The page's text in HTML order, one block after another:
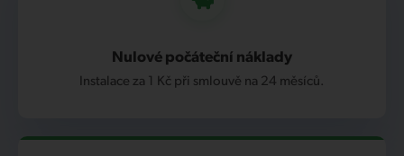
Nulové počáteční náklady
Instalace za 1 Kč při smlouvě na 24 měsíců.